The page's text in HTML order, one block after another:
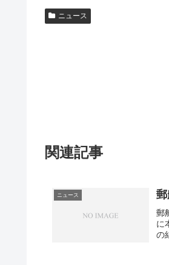
ニュース
関連記事
ニュース
郵
に
の